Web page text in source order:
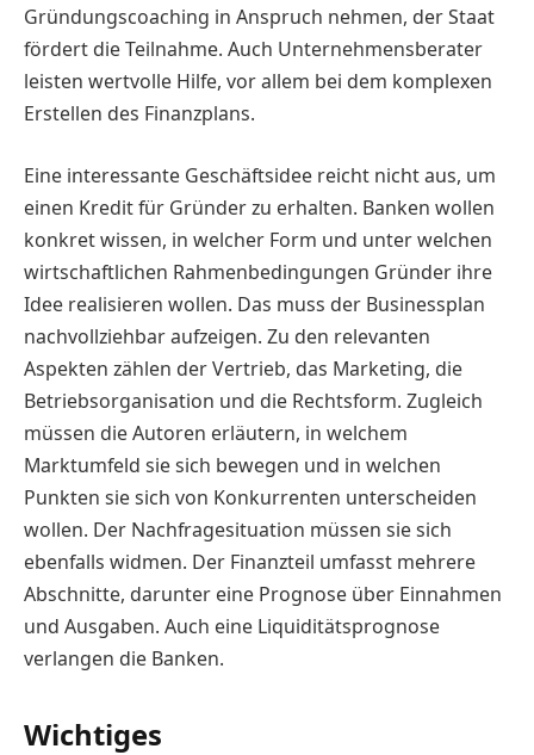
Gründungscoaching in Anspruch nehmen, der Staat
fördert die Teilnahme. Auch Unternehmensberater
leisten wertvolle Hilfe, vor allem bei dem komplexen
Erstellen des Finanzplans.
Eine interessante Geschäftsidee reicht nicht aus, um
einen Kredit für Gründer zu erhalten. Banken wollen
konkret wissen, in welcher Form und unter welchen
wirtschaftlichen Rahmenbedingungen Gründer ihre
Idee realisieren wollen. Das muss der Businessplan
nachvollziehbar aufzeigen. Zu den relevanten
Aspekten zählen der Vertrieb, das Marketing, die
Betriebsorganisation und die Rechtsform. Zugleich
müssen die Autoren erläutern, in welchem
Marktumfeld sie sich bewegen und in welchen
Punkten sie sich von Konkurrenten unterscheiden
wollen. Der Nachfragesituation müssen sie sich
ebenfalls widmen. Der Finanzteil umfasst mehrere
Abschnitte, darunter eine Prognose über Einnahmen
und Ausgaben. Auch eine Liquiditätsprognose
verlangen die Banken.
Wichtiges